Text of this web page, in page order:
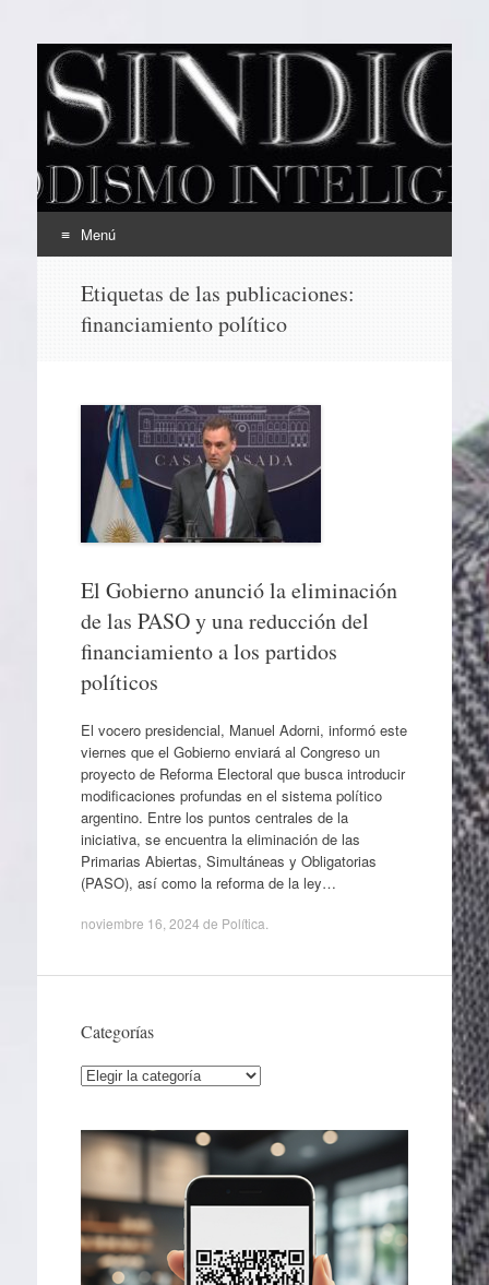
EL SINDICAL
Periodismo Inteligente
Menú
contenido
Etiquetas de las publicaciones:
financiamiento político
El Gobierno anunció la eliminación
de las PASO y una reducción del
financiamiento a los partidos
políticos
El vocero presidencial, Manuel Adorni, informó este
viernes que el Gobierno enviará al Congreso un
proyecto de Reforma Electoral que busca introducir
modificaciones profundas en el sistema político
argentino. Entre los puntos centrales de la
iniciativa, se encuentra la eliminación de las
Primarias Abiertas, Simultáneas y Obligatorias
(PASO), así como la reforma de la ley…
noviembre 16, 2024 de Política
Categorías
Categorías